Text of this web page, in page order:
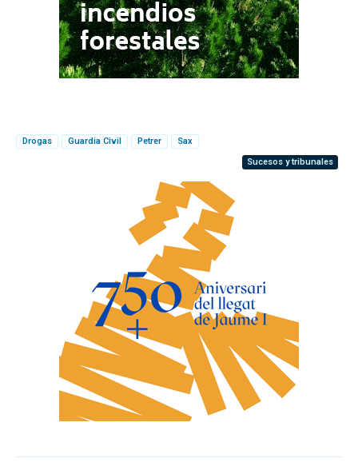
Drogas Guardia Civil Petrer
Sax
Sucesos y tribunales